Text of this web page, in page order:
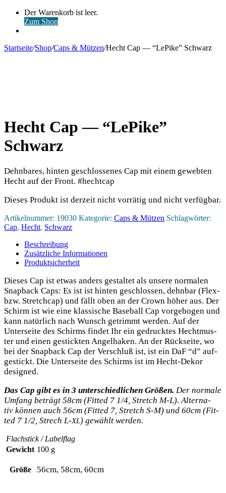
Warenkorb
ansehen
Der Warenkorb ist leer.
Zum Shop
Startseite/Shop/Caps & Mützen/Hecht Cap — “LePike” Schwarz
Hecht Cap — “LePike”
Schwarz
Dehnbares, hinten geschlossenes Cap mit einem gewebten
Hecht auf der Front. #hechtcap
Dieses Produkt ist derzeit nicht vorrätig und nicht verfügbar.
Artikelnummer: 19030 Kategorie: Caps & Mützen Schlagwörter:
Cap, Hecht, Schwarz
Beschreibung
Zusätzliche Informationen
Produktsicherheit
Die­ses Cap ist etwas anders gestal­tet als unse­re nor­ma­len
Snap­back Caps: Es ist ist hin­ten geschlos­sen, dehn­bar (Flex-
bzw. Stretch­cap) und fällt oben an der Crown höher aus. Der
Schirm ist wie eine klas­si­sche Base­ball Cap vor­ge­bo­gen und
kann natür­lich nach Wunsch getrimmt wer­den. Auf der
Unter­sei­te des Schirms fin­det Ihr ein gedruck­tes Hecht­mus­
ter und einen gestick­ten Angel­ha­ken. An der Rück­sei­te, wo
bei der Snap­back Cap der Ver­schluß ist, ist ein DaF “d” auf­
ge­stickt. Die Unter­sei­te des Schirms ist im Hecht-Dekor
designed.
Das Cap gibt es in 3 unter­schied­li­chen Grö­ßen. Der nor­ma­le
Umfang beträgt 58cm (Fit­ted 7 1/4, Stretch M‑L). Alter­na­
tiv kön­nen auch 56cm (Fit­ted 7, Stretch S‑M) und 60cm (Fit­
ted 7 1/2, Strech L‑XL) gewählt werden.
Flach­stick / Labelflag
Gewicht 100 g
Größe 56cm, 58cm, 60cm